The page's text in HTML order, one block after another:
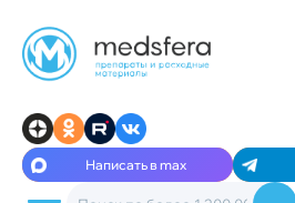
Написать в max